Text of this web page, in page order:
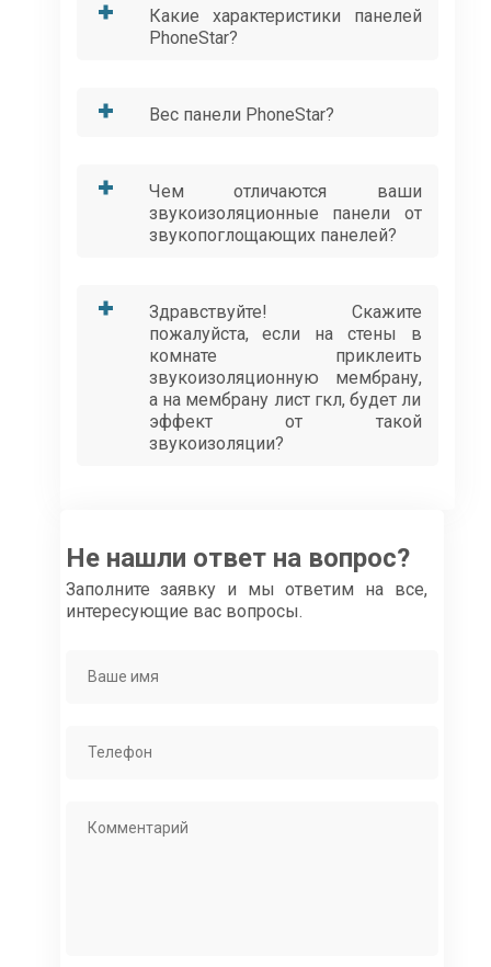
Какие характеристики панелей
PhoneStar?
Вес панели PhoneStar?
Чем отличаются ваши
звукоизоляционные панели от
звукопоглощающих панелей?
Здравствуйте! Скажите
пожалуйста, если на стены в
комнате приклеить
звукоизоляционную мембрану,
а на мембрану лист гкл, будет ли
эффект от такой
звукоизоляции?
Не нашли ответ на вопрос?
Заполните заявку и мы ответим на все,
интересующие вас вопросы.